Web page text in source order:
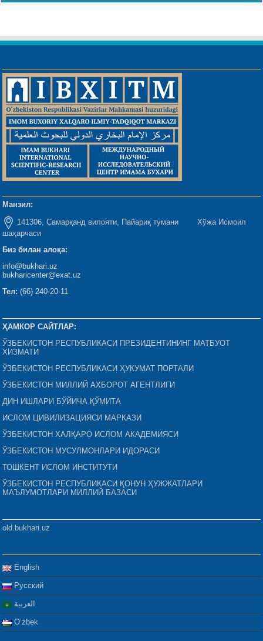
Манзил:
141306, Самарқанд вилояти, Пайариқ тумани Хўжа Исмоил
шаҳарчаси
Биз билан алоқа:
info@bukhari.uz
bukharicenter@exat.uz
Тел: (66) 240-20-11
ҲАМКОР САЙТЛАР:
ЎЗБЕКИСТОН РЕСПУБЛИКАСИ ПРЕЗИДЕНТИНИНГ МАТБУОТ
ХИЗМАТИ
ЎЗБЕКИСТОН РЕСПУБЛИКАСИ ҲУКУМАТ ПОРТАЛИ
ЎЗБЕКИСТОН МИЛЛИЙ АХБОРОТ АГЕНТЛИГИ
ДИН ИШЛАРИ БЎЙИЧА ҚЎМИТА
ИСЛОМ ЦИВИЛИЗАЦИЯСИ МАРКАЗИ
ЎЗБЕКИСТОН ХАЛҚАРО ИСЛОМ АКАДЕМИЯСИ
ЎЗБЕКИСТОН МУСУЛМОНЛАРИ ИДОРАСИ
ТОШКЕНТ ИСЛОМ ИНСТИТУТИ
ЎЗБЕКИСТОН РЕСПУБЛИКАСИ ҚОНУН ҲУЖЖАТЛАРИ
МАЪЛУМОТЛАРИ МИЛЛИЙ БАЗАСИ
old.bukhari.uz
English
Русский
العربية
Oʻzbek